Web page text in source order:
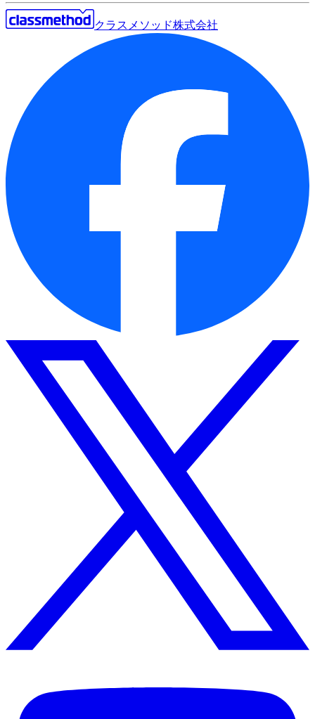
クラスメソッド株式会社